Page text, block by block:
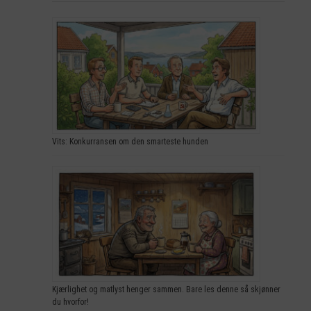
Vits: Konkurransen om den smarteste hunden
Kjærlighet og matlyst henger sammen. Bare les denne så skjønner
du hvorfor!